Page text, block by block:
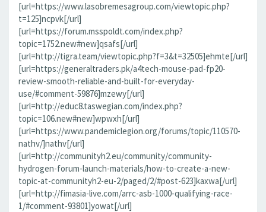
[url=https://www.lasobremesagroup.com/viewtopic.php?
t=125]ncpvk[/url]
[url=https://forum.msspoldt.com/index.php?
topic=1752.new#new]qsafs[/url]
[url=http://tigra.team/viewtopic.php?f=3&t=32505]ehmte[/url]
[url=https://generaltraders.pk/a4tech-mouse-pad-fp20-
review-smooth-reliable-and-built-for-everyday-
use/#comment-59876]mzewy[/url]
[url=http://educ8.taswegian.com/index.php?
topic=106.new#new]wpwxh[/url]
[url=https://www.pandemiclegion.org/forums/topic/110570-
nathv/]nathv[/url]
[url=http://communityh2.eu/community/community-
hydrogen-forum-launch-materials/how-to-create-a-new-
topic-at-communityh2-eu-2/paged/2/#post-623]kaxwa[/url]
[url=http://fimasia-live.com/arrc-asb-1000-qualifying-race-
1/#comment-93801]yowat[/url]